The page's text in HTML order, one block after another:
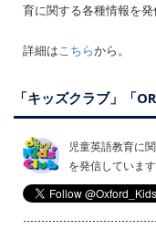
育に関する各種情報を発
詳細はこちらから。
「キッズクラブ」「
児童英語教育に
を発信しています